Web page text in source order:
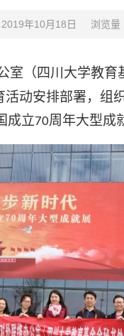
年10月18日 浏览量
室（四川大学教
动安排部署，组
成立70周年大型成